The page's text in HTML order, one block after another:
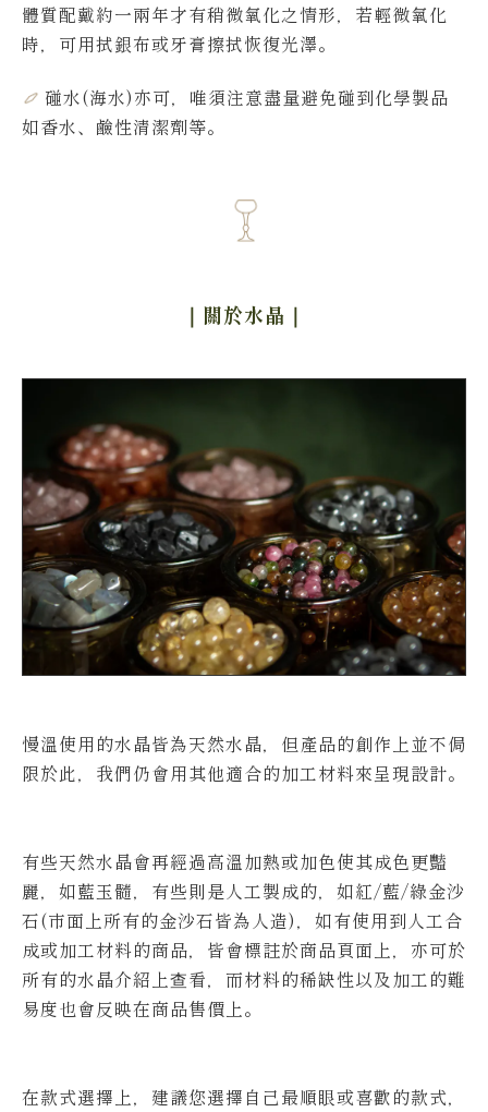
體質配戴約一兩年才有稍微氧化之情形，若輕微氧化
時，可用拭銀布或牙膏擦拭恢復光澤。
碰水(海水)亦可，唯須注意盡量避免碰到化學製品
如香水、鹼性清潔劑等。
｜關於水晶 ｜
慢溫使用的水晶皆為天然水晶，但產品的創作上並不侷
限於此，我們仍會用其他適合的加工材料來呈現設計。
有些天然水晶會再經過高溫加熱或加色使其成色更豔
麗，如藍玉髓，有些則是人工製成的，如紅/藍/綠金沙
石(市面上所有的金沙石皆為人造)，如有使用到人工合
成或加工材料的商品，皆會標註於商品頁面上，亦可於
所有的水晶介紹上查看，而材料的稀缺性以及加工的難
易度也會反映在商品售價上。
在款式選擇上，建議您選擇自己最順眼或喜歡的款式，